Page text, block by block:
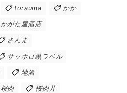
torauma かか
かがた屋酒店
さんま
サッポロ黒ラベル
地酒
桜肉 桜肉丼